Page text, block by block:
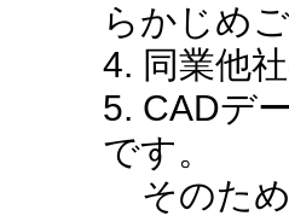
らかじめ
4. 同業他
5. CADデ
です。
そのため